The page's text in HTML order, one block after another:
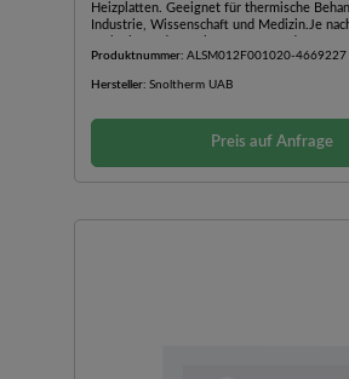
Heizplatten. Geeignet für thermische
Industrie, Wissenschaft und Medizin.Je
pulverbeschichtetem BlechKeramische
Temperaturregler Omron E5CC-T:
Regler mit 8 Programmen und 32
Produktnummer: ALSM012F001020-4669227
Hersteller: Snoltherm UAB
Preis auf Anfrage